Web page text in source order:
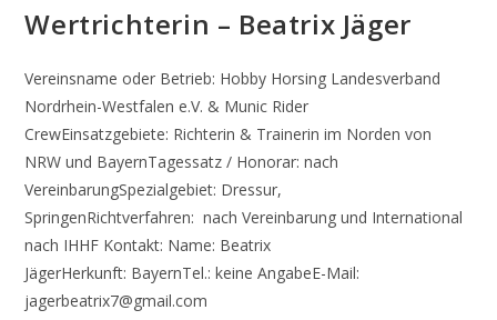
Wertrichterin – Beatrix Jäger
Vereinsname oder Betrieb: Hobby Horsing Landesverband
Nordrhein-Westfalen e.V. & Munic Rider
CrewEinsatzgebiete: Richterin & Trainerin im Norden von
NRW und BayernTagessatz / Honorar: nach
VereinbarungSpezialgebiet: Dressur,
SpringenRichtverfahren: nach Vereinbarung und International
nach IHHF Kontakt: Name: Beatrix
JägerHerkunft: BayernTel.: keine AngabeE-Mail:
jagerbeatrix7@gmail.com